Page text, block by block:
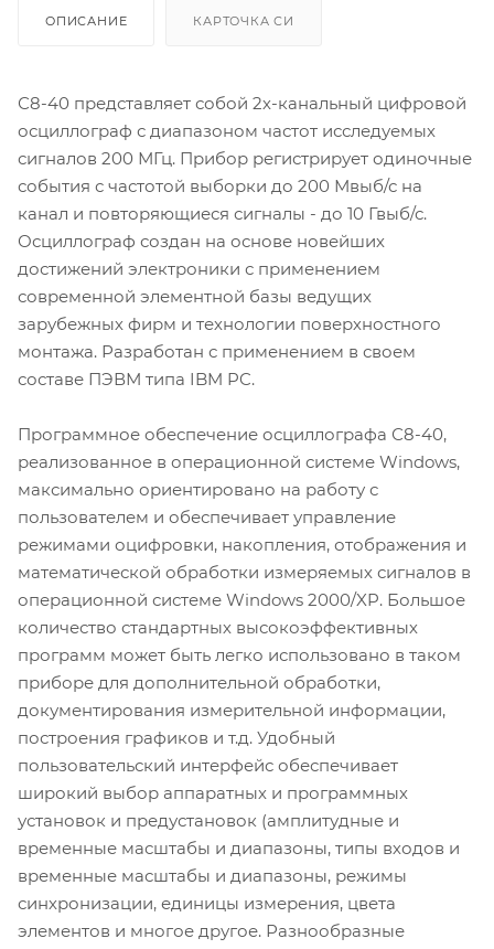
ОПИСАНИЕ КАРТОЧКА СИ
С8-40 представляет собой 2х-канальный цифровой
осциллограф с диапазоном частот исследуемых
сигналов 200 МГц. Прибор регистрирует одиночные
события с частотой выборки до 200 Мвыб/с на
канал и повторяющиеся сигналы - до 10 Гвыб/с.
Осциллограф создан на основе новейших
достижений электроники с применением
современной элементной базы ведущих
зарубежных фирм и технологии поверхностного
монтажа. Разработан с применением в своем
составе ПЭВМ типа IBM PC.
Программное обеспечение осциллографа С8-40,
реализованное в операционной системе Windows,
максимально ориентировано на работу с
пользователем и обеспечивает управление
режимами оцифровки, накопления, отображения и
математической обработки измеряемых сигналов в
операционной системе Windows 2000/XP. Большое
количество стандартных высокоэффективных
программ может быть легко использовано в таком
приборе для дополнительной обработки,
документирования измерительной информации,
построения графиков и т.д. Удобный
пользовательский интерфейс обеспечивает
широкий выбор аппаратных и программных
установок и предустановок (амплитудные и
временные масштабы и диапазоны, типы входов и
временные масштабы и диапазоны, режимы
синхронизации, единицы измерения, цвета
элементов и многое другое. Разнообразные